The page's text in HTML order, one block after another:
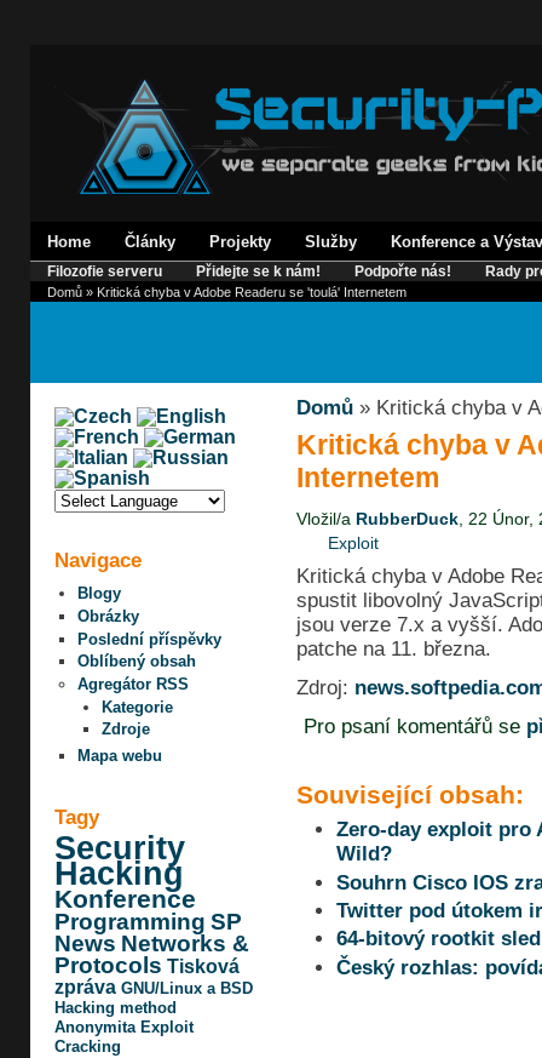
Home Články Projekty Služby Konference a
Filozofie serveru Přidejte se k nám! Podpořte nás! Rady
Domů» Kritická chyba v Adobe Readeru se 'toulá' Internetem
Navigace
Blogy
Obrázky
Poslední příspěvky
Oblíbený obsah
Agregátor RSS
Kategorie
Zdroje
Mapa webu
Tagy
Security
Hacking
Konference
Programming SP
News Networks &
Protocols Tisková
zpráva GNU/Linux a BSD
Hacking method
Anonymita Exploit
Cracking
Domů» Kritická chyba v
Kritická chyba v
Internetem
Vložil/a RubberDuck, 22 Únor,
Exploit
Kritická chyba v Adobe
spustit libovolný
jsou verze 7.x a vyšší.
patche na 11. března.
Zdroj:
Pro psaní komentářů se
Související obsah:
Zero-day exploit pro
Wild?
Souhrn Cisco IOS
Twitter pod útokem
64-bitový rootkit
Český rozhlas: